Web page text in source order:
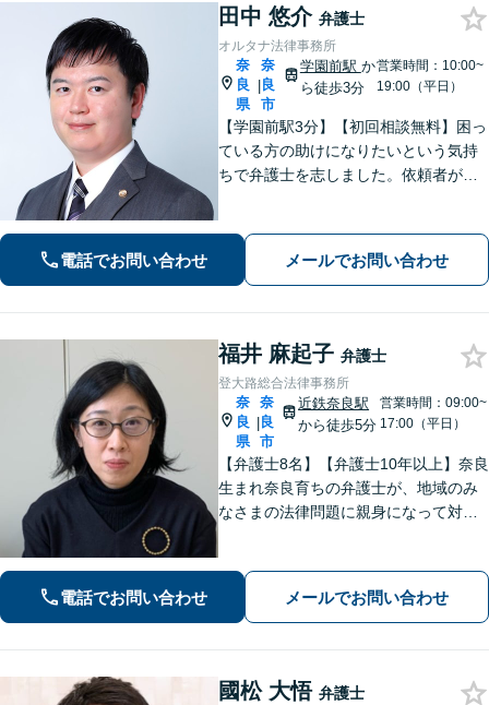
田中 悠介 弁護士
オルタナ法律事務所
奈
良
県
|
奈
良
市
学園前駅 か
ら徒歩3分
営業時間：10:00~
19:00（平日）
【学園前駅3分】【初回相談無料】困っ
ている方の助けになりたいという気持
ちで弁護士を志しました。依頼者が納
して解決策を提案いたします。
電話でお問い合わせ メールでお問い合わせ
福井 麻起子 弁護士
登大路総合法律事務所
奈
良
県
|
奈
良
市
近鉄奈良駅
から徒歩5分
営業時間：09:00~
17:00（平日）
【弁護士8名】【弁護士10年以上】奈良
生まれ奈良育ちの弁護士が、地域のみ
なさまの法律問題に親身になって対応
を伺うことを大切にしています【近鉄
奈良駅5分】【オンライン相談可】
電話でお問い合わせ メールでお問い合わせ
國松 大悟 弁護士